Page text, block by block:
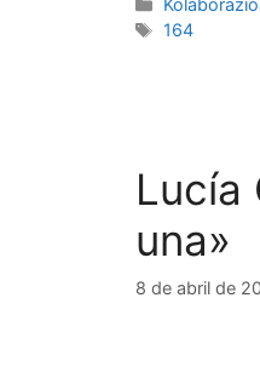
164
Lucía
una»
8 de abril de